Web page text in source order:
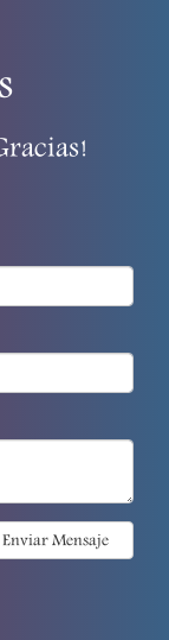
Enviar Mensaje